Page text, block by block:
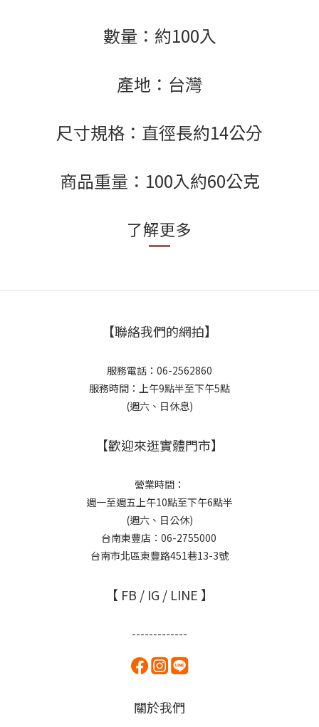
數量：約100入
產地：台灣
尺寸規格：直徑長約14公分
商品重量：100入約60公克
了解更多
【聯絡我們的網拍】
服務電話：06-2562860
服務時間：上午9點半至下午5點
(週六、日休息)
【歡迎來逛實體門市】
營業時間：
週一至週五上午10點至下午6點半
(週六、日公休)
台南東豐店：06-2755000
台南市北區東豐路451巷13-3號
【 FB / IG / LINE 】
-------------
關於我們